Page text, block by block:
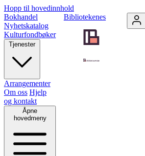
Hopp til hovedinnhold
Bibliotekenes
Bokhandel
Nyhetskatalog
Kulturfondbøker
Tjenester
Arrangementer
Om oss Hjelp
og kontakt
Åpne
hovedmeny